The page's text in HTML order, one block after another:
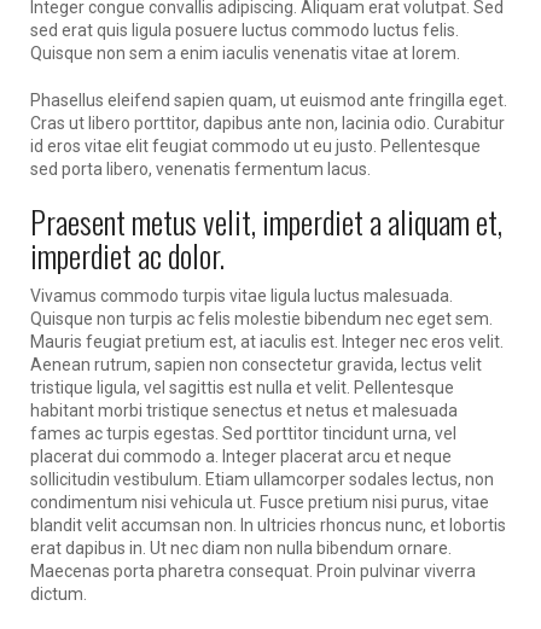
Integer congue convallis adipiscing. Aliquam erat volutpat. Sed
sed erat quis ligula posuere luctus commodo luctus felis.
Quisque non sem a enim iaculis venenatis vitae at lorem.
Phasellus eleifend sapien quam, ut euismod ante fringilla eget.
Cras ut libero porttitor, dapibus ante non, lacinia odio. Curabitur
id eros vitae elit feugiat commodo ut eu justo. Pellentesque
sed porta libero, venenatis fermentum lacus.
Praesent metus velit, imperdiet a aliquam et,
imperdiet ac dolor.
Vivamus commodo turpis vitae ligula luctus malesuada.
Quisque non turpis ac felis molestie bibendum nec eget sem.
Mauris feugiat pretium est, at iaculis est. Integer nec eros velit.
Aenean rutrum, sapien non consectetur gravida, lectus velit
tristique ligula, vel sagittis est nulla et velit. Pellentesque
habitant morbi tristique senectus et netus et malesuada
fames ac turpis egestas. Sed porttitor tincidunt urna, vel
placerat dui commodo a. Integer placerat arcu et neque
sollicitudin vestibulum. Etiam ullamcorper sodales lectus, non
condimentum nisi vehicula ut. Fusce pretium nisi purus, vitae
blandit velit accumsan non. In ultricies rhoncus nunc, et lobortis
erat dapibus in. Ut nec diam non nulla bibendum ornare.
Maecenas porta pharetra consequat. Proin pulvinar viverra
dictum.